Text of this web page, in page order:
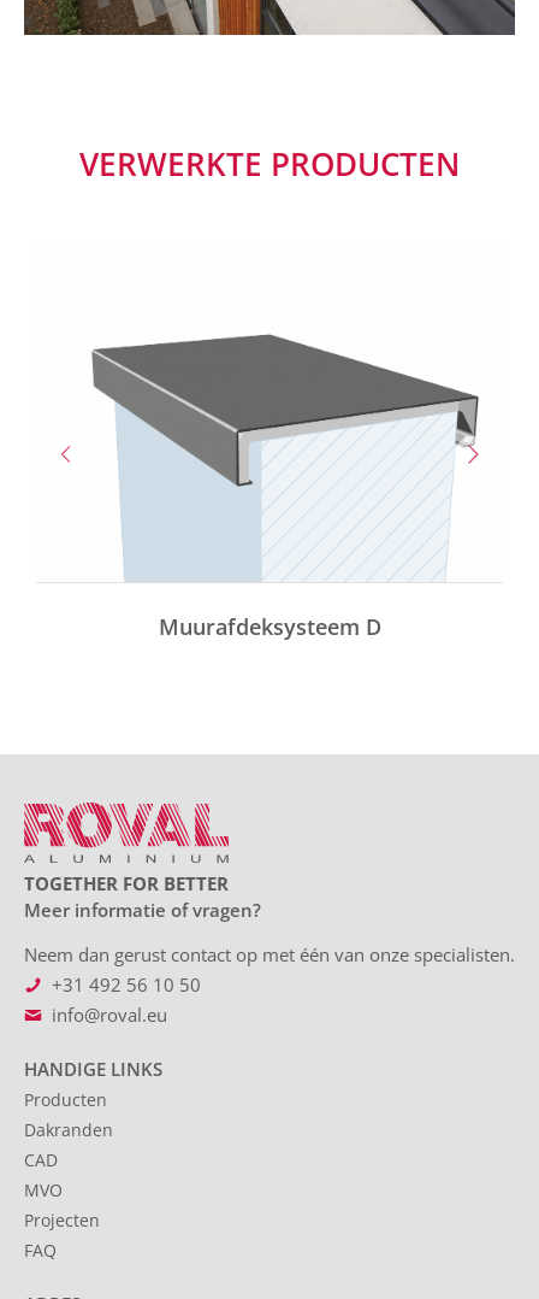
VERWERKTE PRODUCTEN
Muurafdeksysteem D
TOGETHER FOR BETTER
Meer informatie of vragen?
Neem dan gerust contact op met één van onze specialisten.
+31 492 56 10 50
info@roval.eu
HANDIGE LINKS
Producten
Dakranden
CAD
MVO
Projecten
FAQ